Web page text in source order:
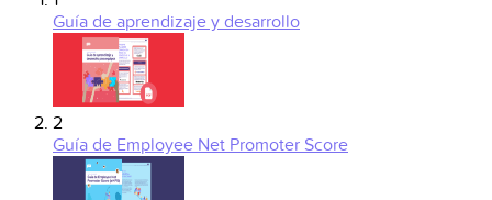
Guía de aprendizaje y desarrollo
2
Guía de Employee Net Promoter Score